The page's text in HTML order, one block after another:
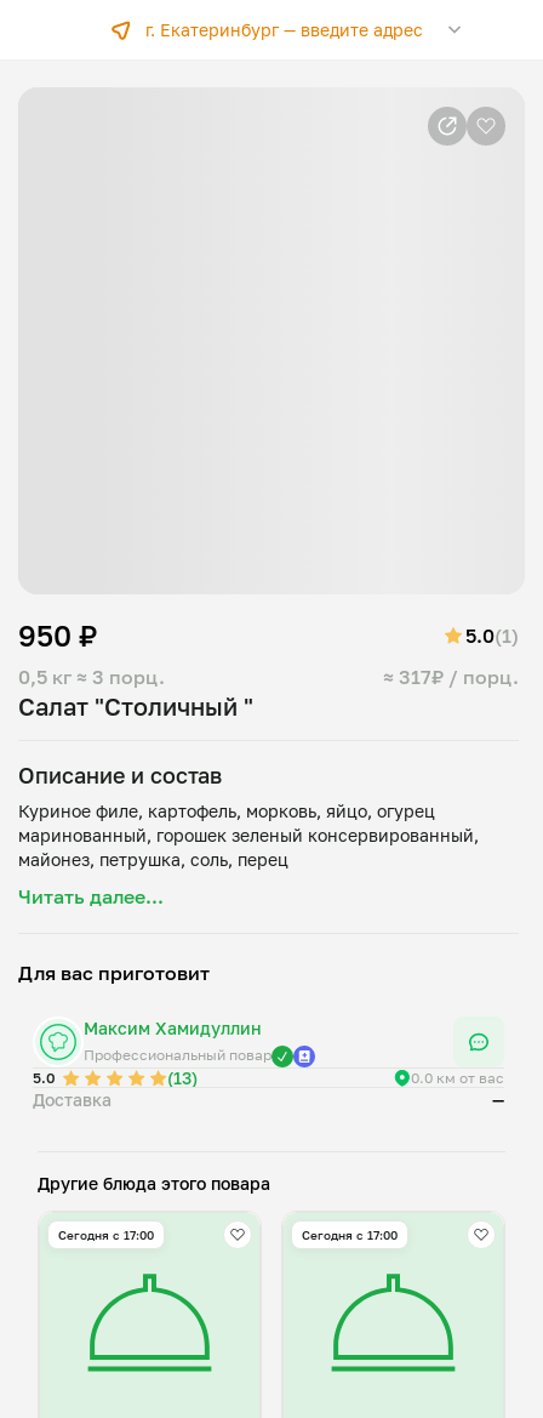
г. Екатеринбург —введите адрес
Салат "Столичный "
0,5 кг ≈ 3 порц. ≈ 317₽ / порц.
950 ₽ 5.0(1)
Описание и состав
Куриное филе, картофель, морковь, яйцо, огурец
маринованный, горошек зеленый консервированный,
Читать далее...
Для вас приготовит
Максим Хамидуллин
Профессиональный повар
5.0
(13) 0.0 км от вас
Доставка —
Другие блюда этого повара
Сегодня с 17:00 Сегодня с 17:00